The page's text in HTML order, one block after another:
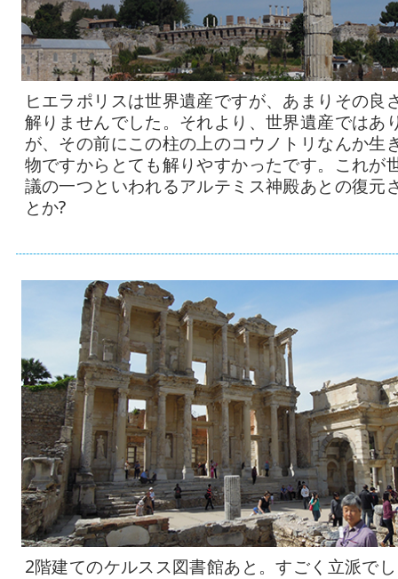
ヒエラポリスは世界遺産ですが、あまりその良
解りませんでした。それより、世界遺産ではあ
が、その前にこの柱の上のコウノトリなんか生
物ですからとても解りやすかったです。これが
議の一つといわれるアルテミス神殿あとの復元
とか?
2階建てのケルスス図書館あと。すごく立派で